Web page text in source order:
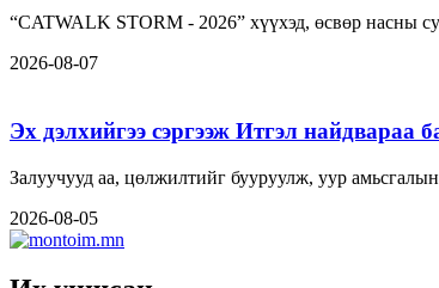
“CATWALK STORM - 2026” хүүхэд, өсвөр насны
2026-08-07
Эх дэлхийгээ сэргээж Итгэл найдвараа
Залуучууд аа, цөлжилтийг бууруулж, уур
2026-08-05